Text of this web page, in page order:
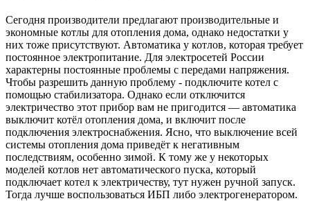
Сегодня производители предлагают производительные и
экономные котлы для отопления дома, однако недостатки у
них тоже присутствуют. Автоматика у котлов, которая требует
постоянное электропитание. Для электросетей России
характерны постоянные проблемы с передами напряжения.
Чтобы разрешить данную проблему - подключите котел с
помощью стабилизатора. Однако если отключится
электричество этот прибор вам не пригодится — автоматика
выключит котёл отопления дома, и включит после
подключения электроснабжения. Ясно, что выключение всей
системы отопления дома приведёт к негативным
последствиям, особенно зимой. К тому же у некоторых
моделей котлов нет автоматического пуска, который
подключает котел к электричеству, тут нужен ручной запуск.
Тогда лучше воспользоваться ИБП либо электрогенератором.